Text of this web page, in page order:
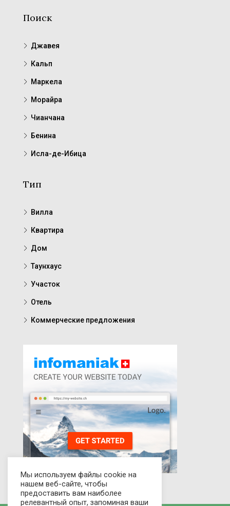
Поиск
Джавея
Кальп
Маркела
Морайра
Чианчана
Бенина
Исла-де-Ибица
Тип
Вилла
Квартира
Дом
Таунхаус
Участок
Отель
Коммерческие предложения
Мы используем файлы cookie на
нашем веб-сайте, чтобы
предоставить вам наиболее
релевантный опыт, запоминая ваши